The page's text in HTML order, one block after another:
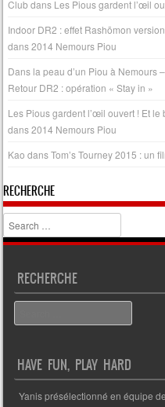
Clubdans Les Pious gardent l’œil
Indoor DR2 : effet Rashōmon
dans2014 Nemours Piou
Dans la peau d’un Piou à Nemours
Retour DR2 : opération « Stay in »
Les Pious gardent l’œil ouvert ! Et
dans2014 Nemours Piou
Kao dansTom’s Tourney 2015 : un
RECHERCHE
Search
RECHERCHE
HAVE FUN, PLAY HARD
Yanis présélectionné en équipe